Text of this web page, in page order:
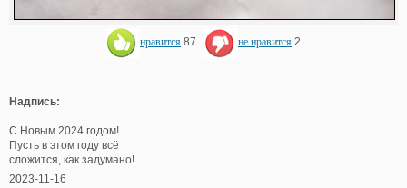
нравится 87 не нравится 2
Надпись:
С Новым 2024 годом!
Пусть в этом году всё
сложится, как задумано!
2023-11-16